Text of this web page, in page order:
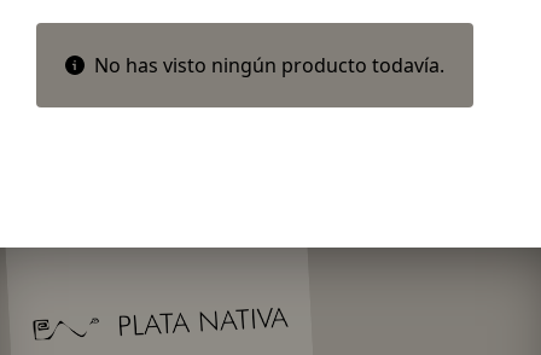
No has visto ningún producto todavía.